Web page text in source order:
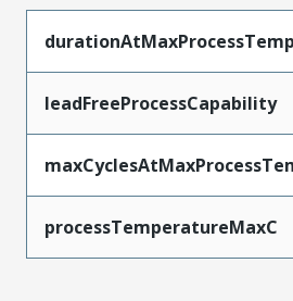
leadFreeProcessCapability
processTemperatureMaxC